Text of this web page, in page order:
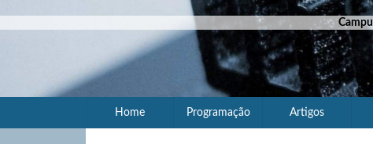
Home Programação Artigos